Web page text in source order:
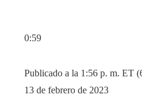
0:59
Publicado a la 1:56 p. m. ET
13 de febrero de 2023